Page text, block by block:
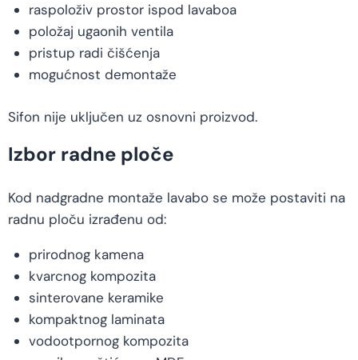
raspoloživ prostor ispod lavaboa
položaj ugaonih ventila
pristup radi čišćenja
mogućnost demontaže
Sifon nije uključen uz osnovni proizvod.
Izbor radne ploče
Kod nadgradne montaže lavabo se može postaviti na
radnu ploču izrađenu od:
prirodnog kamena
kvarcnog kompozita
sinterovane keramike
kompaktnog laminata
vodootpornog kompozita